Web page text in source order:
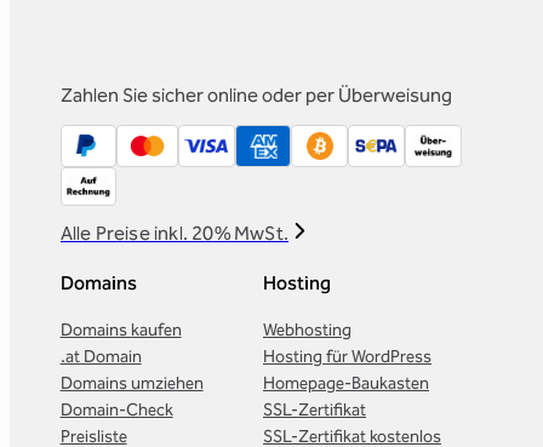
Zahlen Sie sicher online oder per Überweisung
Alle Preise inkl. 20% MwSt.
Domains
Domains kaufen
.at Domain
Domains umziehen
Domain-Check
Preisliste
Hosting
Webhosting
Hosting für WordPress
Homepage-Baukasten
SSL-Zertifikat
SSL-Zertifikat kostenlos